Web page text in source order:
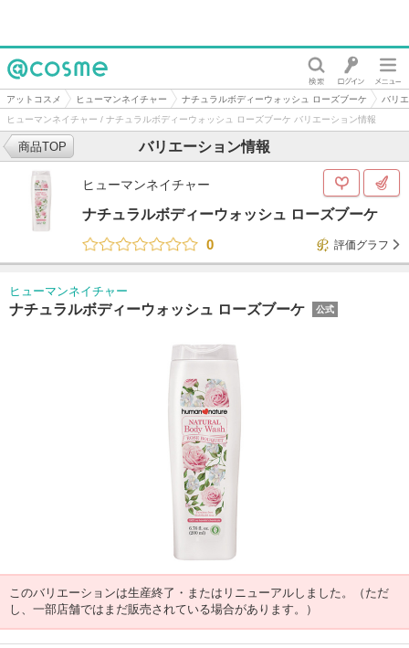
@cosme
アットコスメ ヒューマンネイチャー ナチュラルボディーウォッシュ ローズブーケ
バリ
ヒューマンネイチャー / ナチュラルボディーウォッシュ ローズブーケ バリエーション情報
バリエーション情報
商品TOP
ヒューマンネイチャー
ナチュラルボディーウォッシュ ローズブーケ
0
評価グラフ
ヒューマンネイチャー
ナチュラルボディーウォッシュ ローズブーケ 公式
このバリエーションは生産終了・またはリニューアルしました。（ただ
し、一部店舗ではまだ販売されている場合があります。）